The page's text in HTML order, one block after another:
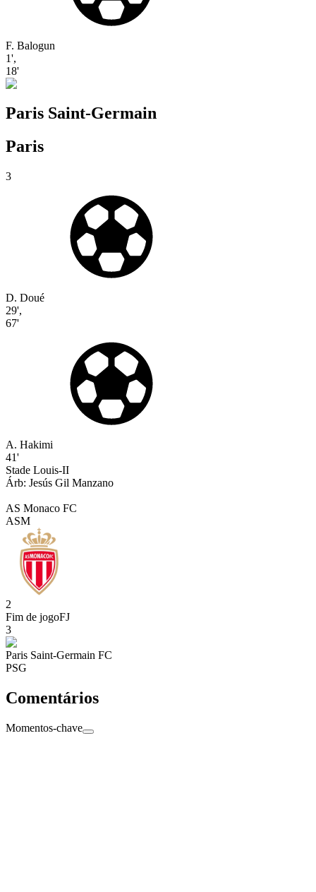
F. Balogun
1',
18'
Paris Saint-Germain
Paris
3
D. Doué
29',
67'
A. Hakimi
41'
Stade Louis-II
Árb: Jesús Gil Manzano
AS Monaco FC
ASM
2
Fim de jogoFJ
3
Paris Saint-Germain FC
PSG
Comentários
Momentos-chave